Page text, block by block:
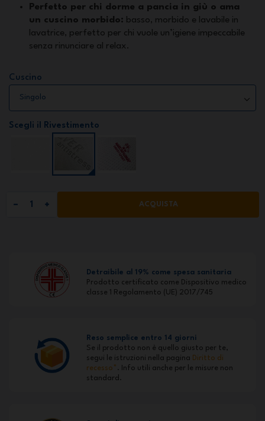
Perfetto per chi dorme a pancia in giù o ama
un cuscino morbido: basso, morbido e lavabile in
lavatrice, perfetto per chi vuole un’igiene impeccabile
senza rinunciare al relax.
Cuscino
Scegli il Rivestimento
ACQUISTA
Detraibile al 19% come spesa sanitaria
Prodotto certificato come Dispositivo medico
classe 1 Regolamento (UE) 2017/745
Reso semplice entro 14 giorni
Se il prodotto non è quello giusto per te,
segui le istruzioni nella pagina Diritto di
recesso* . Info utili anche per le misure non
standard.